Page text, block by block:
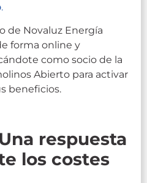
.
de Novaluz Energía
forma online y
como socio de la
Abierto para activar
beneficios.
respuesta
los costes